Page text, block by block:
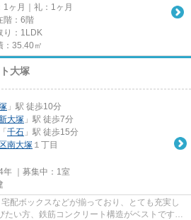
1ヶ月｜礼：1ヶ月
階：6階
り：1LDK
：35.40㎡
大塚
」駅 徒歩10分
大塚 」駅 徒歩7分
「 千石 」駅 徒歩15分
南大塚 １丁目
｜募集中： 1室
配ボックスなどが揃っており、とても充実し
たい方、鉄筋コンクリート構造がベストです。